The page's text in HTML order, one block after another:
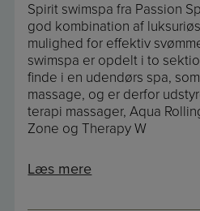
Spirit swimspa fra Passion
god kombination af
mulighed for effektiv
swimspa er opdelt i to
finde i en udendørs spa,
massage, og er derfor
terapi massager, Aqua
Zone og Therapy W
Læs mere